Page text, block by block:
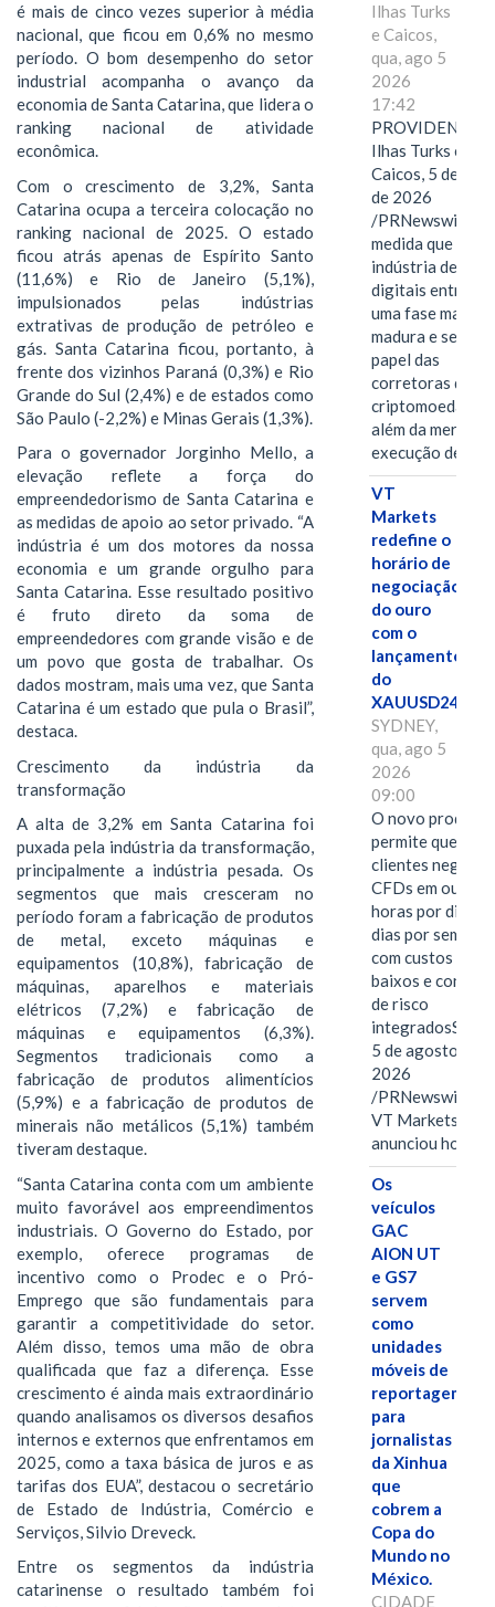
é mais de cinco vezes superior à média
nacional, que ficou em 0,6% no mesmo
período. O bom desempenho do setor
industrial acompanha o avanço da
economia de Santa Catarina, que lidera o
ranking nacional de atividade
econômica.
Com o crescimento de 3,2%, Santa
Catarina ocupa a terceira colocação no
ranking nacional de 2025. O estado
ficou atrás apenas de Espírito Santo
(11,6%) e Rio de Janeiro (5,1%),
impulsionados pelas indústrias
extrativas de produção de petróleo e
gás. Santa Catarina ficou, portanto, à
frente dos vizinhos Paraná (0,3%) e Rio
Grande do Sul (2,4%) e de estados como
São Paulo (-2,2%) e Minas Gerais (1,3%).
Para o governador Jorginho Mello, a
elevação reflete a força do
empreendedorismo de Santa Catarina e
as medidas de apoio ao setor privado. “A
indústria é um dos motores da nossa
economia e um grande orgulho para
Santa Catarina. Esse resultado positivo
é fruto direto da soma de
empreendedores com grande visão e de
um povo que gosta de trabalhar. Os
dados mostram, mais uma vez, que Santa
Catarina é um estado que pula o Brasil”,
destaca.
Crescimento da indústria da
transformação
A alta de 3,2% em Santa Catarina foi
puxada pela indústria da transformação,
principalmente a indústria pesada. Os
segmentos que mais cresceram no
período foram a fabricação de produtos
de metal, exceto máquinas e
equipamentos (10,8%), fabricação de
máquinas, aparelhos e materiais
elétricos (7,2%) e fabricação de
máquinas e equipamentos (6,3%).
Segmentos tradicionais como a
fabricação de produtos alimentícios
(5,9%) e a fabricação de produtos de
minerais não metálicos (5,1%) também
tiveram destaque.
“Santa Catarina conta com um ambiente
muito favorável aos empreendimentos
industriais. O Governo do Estado, por
exemplo, oferece programas de
incentivo como o Prodec e o Pró-
Emprego que são fundamentais para
garantir a competitividade do setor.
Além disso, temos uma mão de obra
qualificada que faz a diferença. Esse
crescimento é ainda mais extraordinário
quando analisamos os diversos desafios
internos e externos que enfrentamos em
2025, como a taxa básica de juros e as
tarifas dos EUA”, destacou o secretário
de Estado de Indústria, Comércio e
Serviços, Silvio Dreveck.
Entre os segmentos da indústria
catarinense o resultado também foi
Ilhas Turks
e Caicos,
qua, ago 5
2026
17:42
Ilhas Turks e
Caicos, 5 de
de 2026
/PRNewswire/
medida que a
indústria de
digitais entra em
uma fase mais
madura e
papel das
corretoras de
criptomoedas
além da mera
execução de…
VT
Markets
redefine o
horário de
negociação
do ouro
com o
lançamento
do
XAUUSD247
SYDNEY,
qua, ago 5
2026
09:00
O novo produto
permite que os
clientes
CFDs em ouro
horas por dia,
dias por semana,
com custos mais
baixos e
de risco
5 de agosto de
2026
/PRNewswire/
VT Markets
anunciou hoje
Os
veículos
GAC
AION UT
e GS7
servem
como
unidades
móveis de
reportagem
para
jornalistas
da Xinhua
que
cobrem a
Copa do
Mundo no
México.
CIDADE